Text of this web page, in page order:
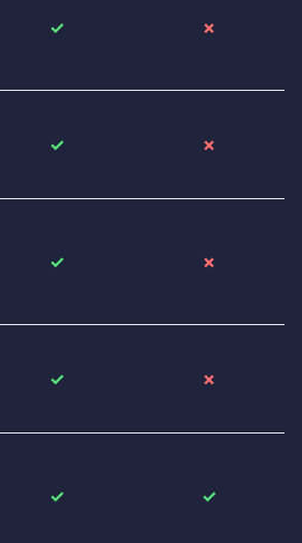
✓ ✗
✓ ✗
✓ ✗
✓ ✗
✓ ✓